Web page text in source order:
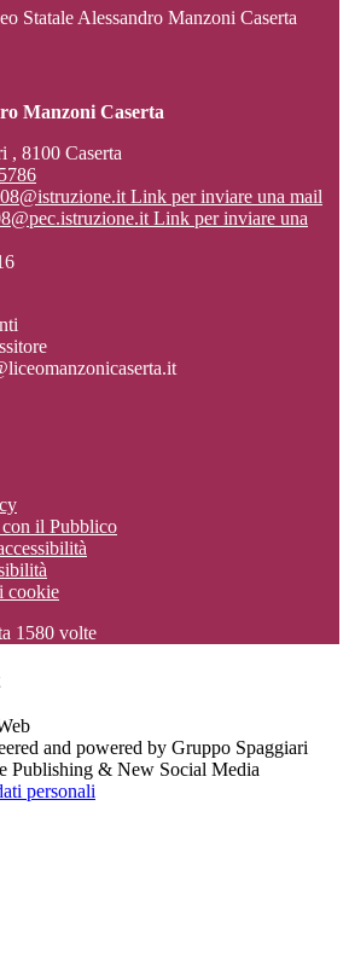
Statale Alessandro Manzoni Caserta
Manzoni Caserta
, 8100 Caserta
Link per inviare una mail
Link per inviare una
il Pubblico
cookie
1580 volte
and powered by Gruppo Spaggiari
Publishing & New Social Media
personali